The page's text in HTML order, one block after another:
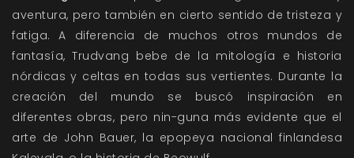
aventura, pero también en cierto sentido de tristeza y
fatiga. A diferencia de muchos otros mundos de
fantasía, Trudvang bebe de la mitología e historia
nórdicas y celtas en todas sus vertientes. Durante la
creación del mundo se buscó inspiración en
diferentes obras, pero nin-guna más evidente que el
arte de John Bauer, la epopeya nacional finlandesa